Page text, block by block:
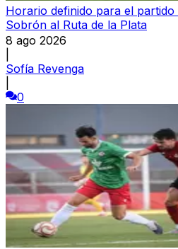
Horario definido para el
Sobrón al Ruta de la Plata
8 ago 2026
Sofía Revenga
0